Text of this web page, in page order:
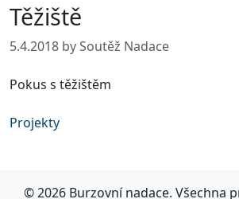
Těžiště
5.4.2018 by Soutěž Nadace
Pokus s těžištěm
Projekty
© 2026 Burzovní nadace. Všechna